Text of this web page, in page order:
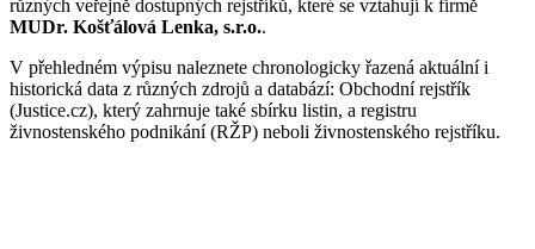
různých veřejně dostupných rejstříků, které se vztahují k firmě
MUDr. Košťálová Lenka, s.r.o..
V přehledném výpisu naleznete chronologicky řazená aktuální i
historická data z různých zdrojů a databází: Obchodní rejstřík
(Justice.cz), který zahrnuje také sbírku listin, a registru
živnostenského podnikání (RŽP) neboli živnostenského rejstříku.